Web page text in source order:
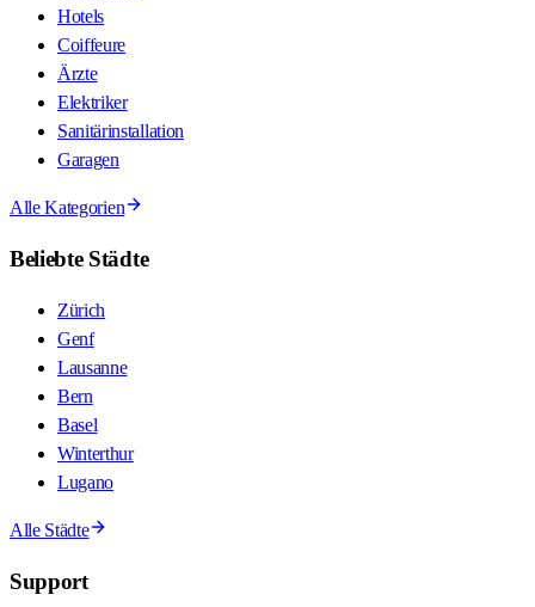
Hotels
Coiffeure
Ärzte
Elektriker
Sanitärinstallation
Garagen
Alle Kategorien
Beliebte Städte
Zürich
Genf
Lausanne
Bern
Basel
Winterthur
Lugano
Alle Städte
Support